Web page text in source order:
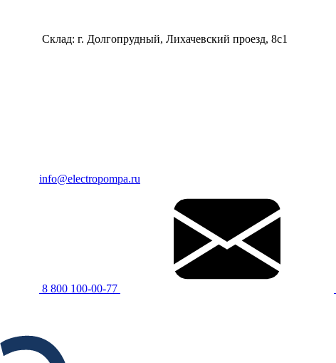
Склад: г. Долгопрудный, Лихачевский проезд, 8c1
info@electropompa.ru
8 800 100-00-77